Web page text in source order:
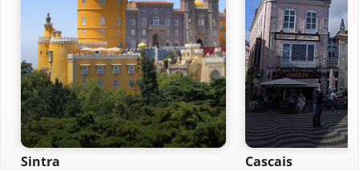
Sintra Cascais